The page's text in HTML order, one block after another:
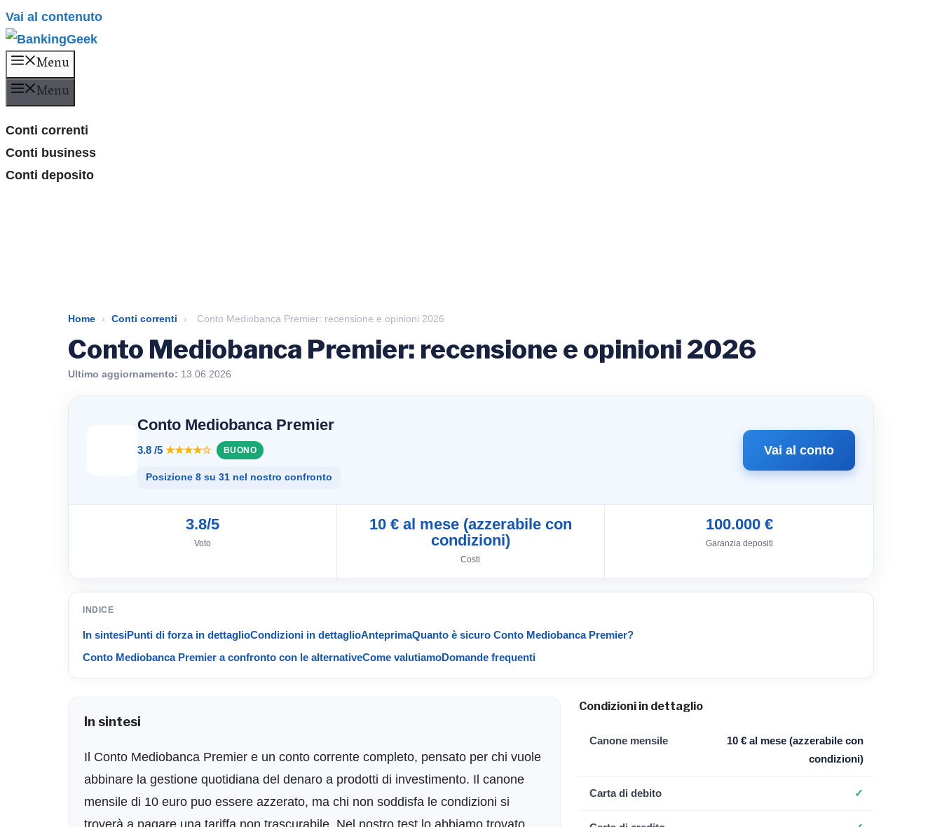
Vai al contenuto
Menu
Menu
Conti correnti
Conti business
Conti deposito
Home › Conti correnti › Conto Mediobanca Premier: recensione e opinioni 2026
Conto Mediobanca Premier: recensione e opinioni 2026
Ultimo aggiornamento: 13.06.2026
Conto Mediobanca Premier
3.8 /5 ★★★★☆ BUONO
Posizione 8 su 31 nel nostro confronto
Vai al conto
3.8/5
Voto
10 € al mese (azzerabile con
condizioni)
Costi
100.000 €
Garanzia depositi
INDICE
In sintesiPunti di forza in dettaglioCondizioni in dettaglioAnteprimaQuanto è sicuro Conto Mediobanca Premier?
Conto Mediobanca Premier a confronto con le alternativeCome valutiamoDomande frequenti
In sintesi
Il Conto Mediobanca Premier e un conto corrente completo, pensato per chi vuole
abbinare la gestione quotidiana del denaro a prodotti di investimento. Il canone
mensile di 10 euro puo essere azzerato, ma chi non soddisfa le condizioni si
troverà a pagare una tariffa non trascurabile. Nel nostro test lo abbiamo trovato
Condizioni in dettaglio
Canone mensile
10 € al mese (azzerabile con
condizioni)
Carta di debito ✓